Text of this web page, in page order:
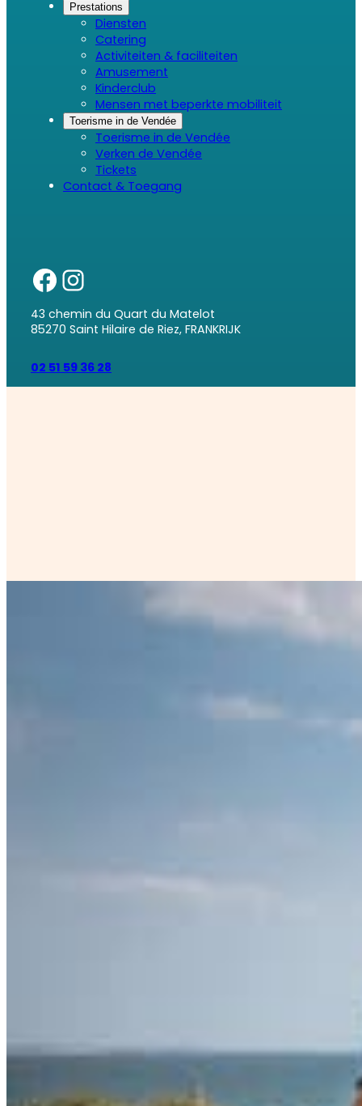
Prestations
Diensten
Catering
Activiteiten & faciliteiten
Amusement
Kinderclub
Mensen met beperkte mobiliteit
Toerisme in de Vendée
Toerisme in de Vendée
Verken de Vendée
Tickets
Contact & Toegang
43 chemin du Quart du Matelot
85270 Saint Hilaire de Riez, FRANKRIJK
02 51 59 36 28